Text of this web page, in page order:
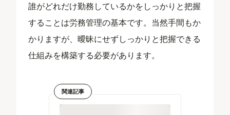
誰がどれだけ勤務しているかをしっかりと把握
することは労務管理の基本です。当然手間もか
かりますが、曖昧にせずしっかりと把握できる
仕組みを構築する必要があります。
関連記事